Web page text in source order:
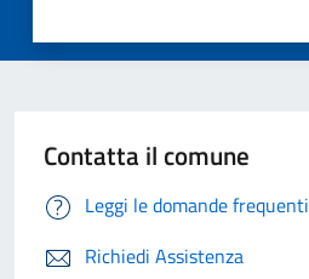
Contatta il comune
Leggi le domande frequenti
Richiedi Assistenza